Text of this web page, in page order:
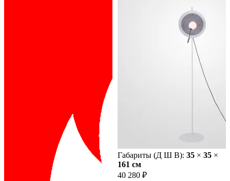
Габариты (Д Ш В): 35 × 35 ×
161 cм
40 280 ₽